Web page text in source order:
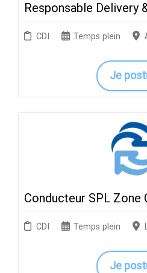
Responsable Delivery
CDI Temps plein
Je
Conducteur SPL Zone
CDI Temps plein
Je